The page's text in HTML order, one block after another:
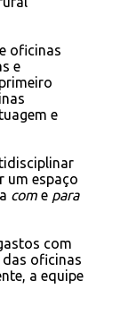
oficinas
e
e
um espaço
com e para
com
das oficinas
a equipe